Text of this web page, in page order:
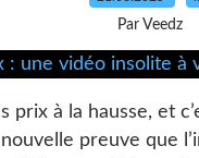
Par Veedz
prix à la hausse, et
preuve que